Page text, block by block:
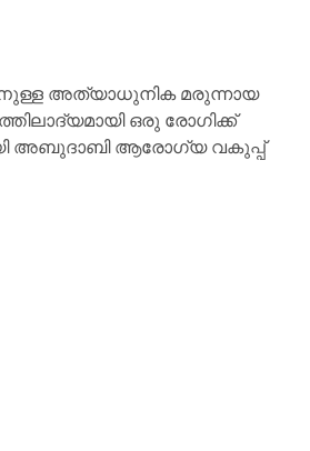
അത്യാധുനിക മരുന്നായ
ഒരു രോഗിക്ക്
അബുദാബി ആരോഗ്യ വകുപ്പ്